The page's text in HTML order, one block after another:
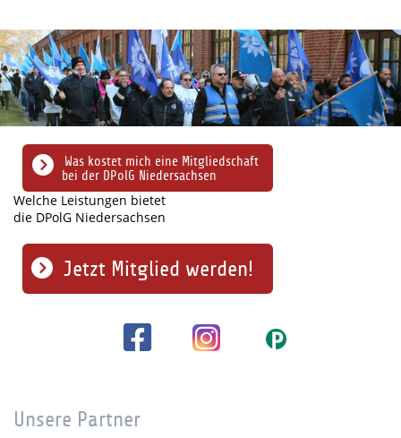
Was kostet mich eine Mitgliedschaft
bei der DPolG Niedersachsen
Welche Leistungen bietet
die DPolG Niedersachsen
Jetzt Mitglied werden!
Unsere Partner